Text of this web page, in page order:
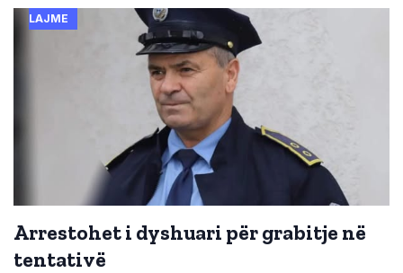
LAJME
Arrestohet i dyshuari për grabitje në
tentativë